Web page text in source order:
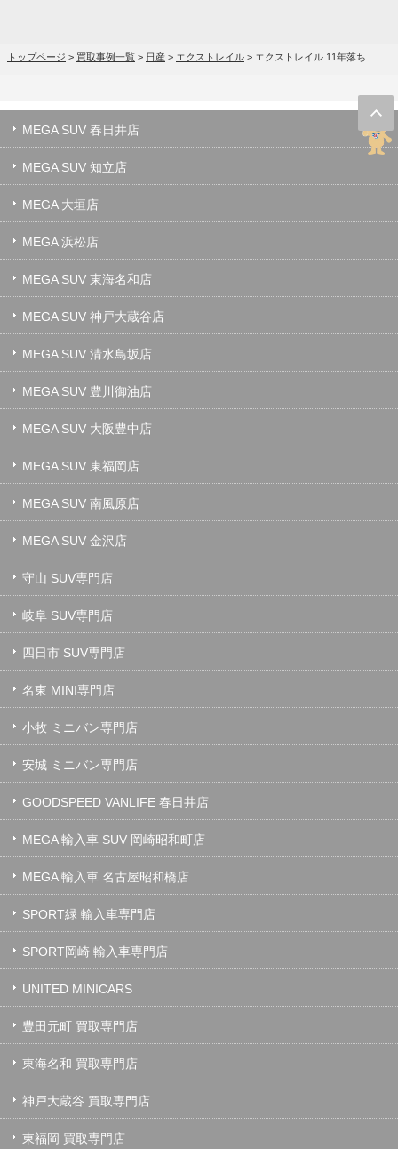
トップページ > 買取事例一覧 > 日産 > エクストレイル > エクストレイル 11年落ち
MEGA SUV 春日井店
MEGA SUV 知立店
MEGA 大垣店
MEGA 浜松店
MEGA SUV 東海名和店
MEGA SUV 神戸大蔵谷店
MEGA SUV 清水鳥坂店
MEGA SUV 豊川御油店
MEGA SUV 大阪豊中店
MEGA SUV 東福岡店
MEGA SUV 南風原店
MEGA SUV 金沢店
守山 SUV専門店
岐阜 SUV専門店
四日市 SUV専門店
名東 MINI専門店
小牧 ミニバン専門店
安城 ミニバン専門店
GOODSPEED VANLIFE 春日井店
MEGA 輸入車 SUV 岡崎昭和町店
MEGA 輸入車 名古屋昭和橋店
SPORT緑 輸入車専門店
SPORT岡崎 輸入車専門店
UNITED MINICARS
豊田元町 買取専門店
東海名和 買取専門店
神戸大蔵谷 買取専門店
東福岡 買取専門店